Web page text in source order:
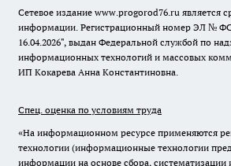
Сетевое издание www.progorod76.ru является
информации. Регистрационный номер ЭЛ № ФС
16.04.2026", выдан Федеральной службой по
информационных технологий и массовых
ИП Кокарева Анна Константиновна.
Спец. оценка по условиям труда
«На информационном ресурсе применяются
технологии (информационные технологии
информации на основе сбора, систематизации